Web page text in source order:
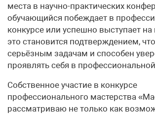
места в научно-практических
обучающийся побеждает в
конкурсе или успешно выступает
это становится подтверждением,
серьёзным задачам и способен
проявлять себя в
Собственное участие в конкурсе
профессионального мастерства
рассматриваю не только как